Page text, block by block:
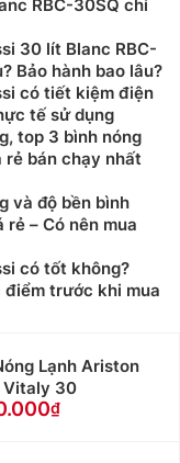
RBC-30SQ chỉ
30 lít Blanc RBC-
Bảo hành bao lâu?
có tiết kiệm điện
tế sử dụng
top 3 bình nóng
rẻ bán chạy nhất
và độ bền bình
rẻ – Có nên mua
có tốt không?
trước khi mua
Lạnh Ariston
Vitaly 30